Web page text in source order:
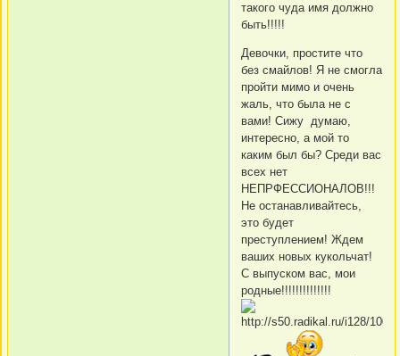
такого чуда имя должно
быть!!!!!
Девочки, простите что
без смайлов! Я не смогла
пройти мимо и очень
жаль, что была не с
вами! Сижу думаю,
интересно, а мой то
каким был бы? Среди вас
всех нет
НЕПРФЕССИОНАЛОВ!!!
Не останавливайтесь,
это будет
преступлением! Ждем
ваших новых кукольчат!
С выпуском вас, мои
родные!!!!!!!!!!!!!!